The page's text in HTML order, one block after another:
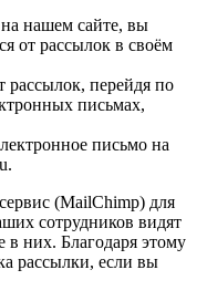
на нашем сайте, вы
от рассылок в своём
рассылок, перейдя по
письмах,
письмо на
(MailChimp) для
сотрудников видят
в них. Благодаря этому
рассылки, если вы